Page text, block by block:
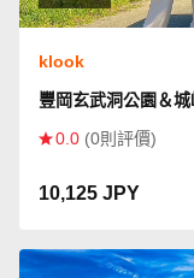
klook
豐岡玄武洞公園＆
0.0 (0則評價)
10,125 JPY